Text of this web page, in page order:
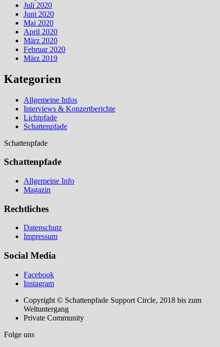
Juli 2020
Juni 2020
Mai 2020
April 2020
März 2020
Februar 2020
März 2019
Kategorien
Allgemeine Infos
Interviews & Konzertberichte
Lichtpfade
Schattenpfade
Schattenpfade
Schattenpfade
Allgemeine Info
Magazin
Rechtliches
Datenschutz
Impressum
Social Media
Facebook
Instagram
Copyright © Schattenpfade Support Circle, 2018 bis zum
Weltuntergang
Private Community
Folge uns